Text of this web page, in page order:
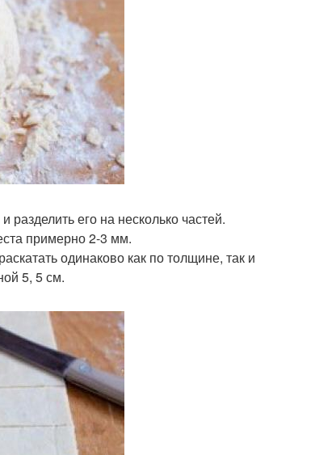
разделить его на несколько частей.
примерно 2-3 мм.
одинаково как по толщине, так и
5, 5 см.